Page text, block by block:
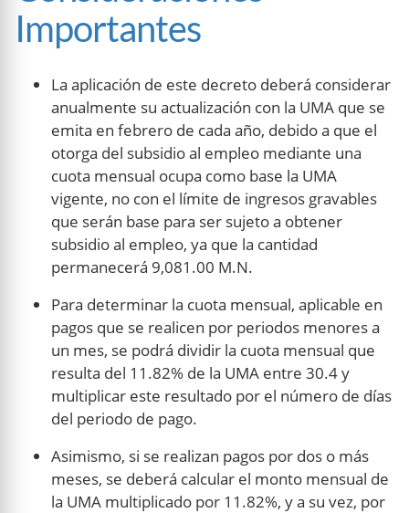
Importantes
La aplicación de este decreto deberá considerar
anualmente su actualización con la UMA que se
emita en febrero de cada año, debido a que el
otorga del subsidio al empleo mediante una
cuota mensual ocupa como base la UMA
vigente, no con el límite de ingresos gravables
que serán base para ser sujeto a obtener
subsidio al empleo, ya que la cantidad
permanecerá 9,081.00 M.N.
Para determinar la cuota mensual, aplicable en
pagos que se realicen por periodos menores a
un mes, se podrá dividir la cuota mensual que
resulta del 11.82% de la UMA entre 30.4 y
multiplicar este resultado por el número de días
del periodo de pago.
Asimismo, si se realizan pagos por dos o más
meses, se deberá calcular el monto mensual de
la UMA multiplicado por 11.82%, y a su vez, por